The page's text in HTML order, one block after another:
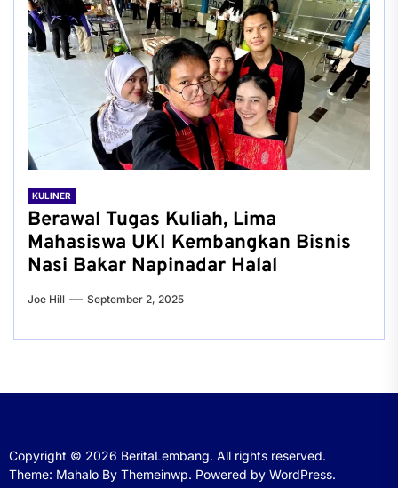
KULINER
Berawal Tugas Kuliah, Lima
Mahasiswa UKI Kembangkan Bisnis
Nasi Bakar Napinadar Halal
Joe Hill September 2, 2025
Copyright © 2026 BeritaLembang. All rights reserved.
Theme: Mahalo By Themeinwp. Powered by WordPress.